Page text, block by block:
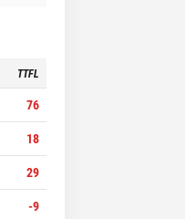
TTFL
76
18
29
-9